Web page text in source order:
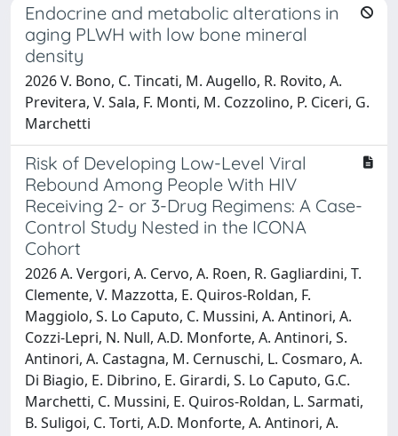
Endocrine and metabolic alterations in
aging PLWH with low bone mineral
density
2026 V. Bono, C. Tincati, M. Augello, R. Rovito, A.
Previtera, V. Sala, F. Monti, M. Cozzolino, P. Ciceri, G.
Marchetti
Risk of Developing Low-Level Viral
Rebound Among People With HIV
Receiving 2- or 3-Drug Regimens: A Case-
Control Study Nested in the ICONA
Cohort
2026 A. Vergori, A. Cervo, A. Roen, R. Gagliardini, T.
Clemente, V. Mazzotta, E. Quiros-Roldan, F.
Maggiolo, S. Lo Caputo, C. Mussini, A. Antinori, A.
Cozzi-Lepri, N. Null, A.D. Monforte, A. Antinori, S.
Antinori, A. Castagna, M. Cernuschi, L. Cosmaro, A.
Di Biagio, E. Dibrino, E. Girardi, S. Lo Caputo, G.C.
Marchetti, C. Mussini, E. Quiros-Roldan, L. Sarmati,
B. Suligoi, C. Torti, A.D. Monforte, A. Antinori, A.